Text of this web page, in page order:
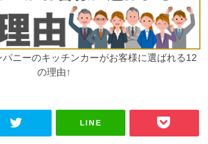
パニーのキッチンカーがお客様に選ばれる12
の理由↑
LINE